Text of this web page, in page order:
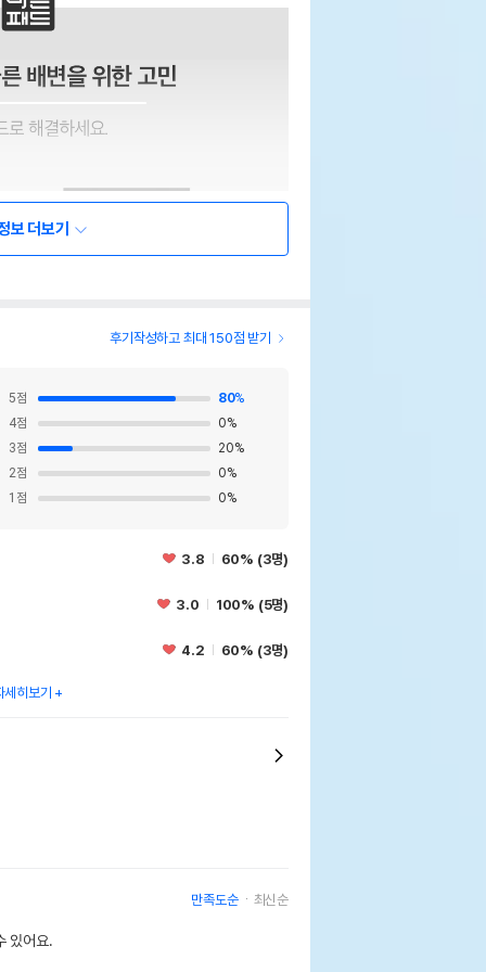
보 더보기
후기작성하고 최대 150점 받기
5점 80%
4점 0%
3점 20%
2점 0%
1 점 0%
3.8 60% (3명)
3.0 100% (5명)
4.2 60% (3명)
세히보기
만족도순 최신순
있어요.